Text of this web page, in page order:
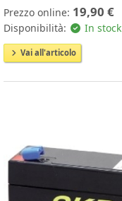
Prezzo online: 19,90 €
Disponibilità: In stock
Vai all'articolo